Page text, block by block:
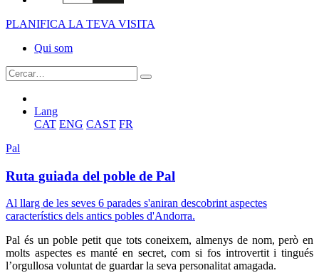
PLANIFICA LA TEVA VISITA
Qui som
Lang
CAT ENG CAST FR
Pal
Ruta guiada del poble de Pal
Al llarg de les seves 6 parades s'aniran descobrint aspectes
característics dels antics pobles d'Andorra.
Pal és un poble petit que tots coneixem, almenys de nom, però en
molts aspectes es manté en secret, com si fos introvertit i tingués
l’orgullosa voluntat de guardar la seva personalitat amagada.